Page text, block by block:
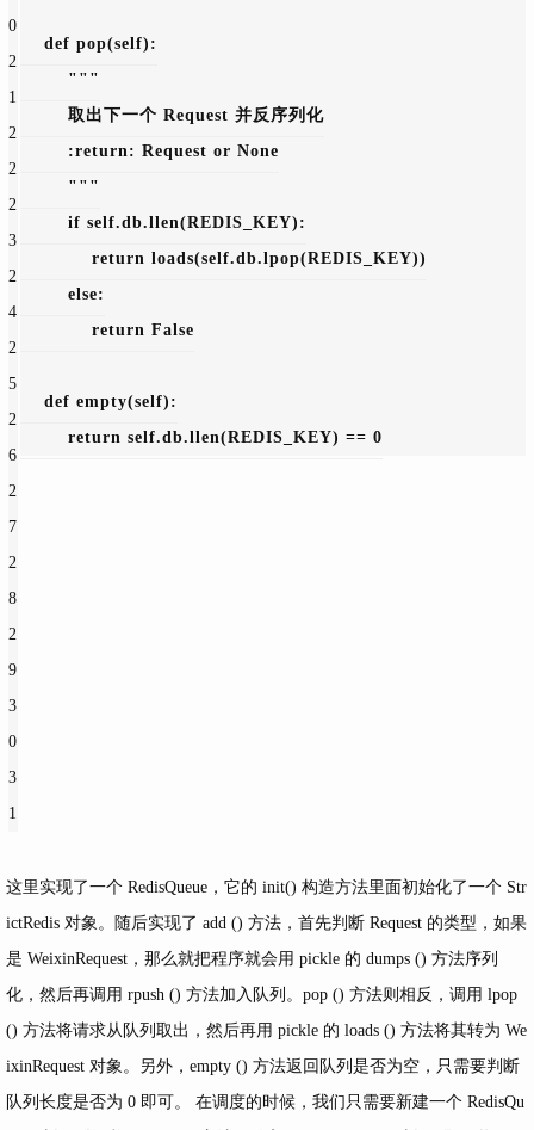
0
2
1
2
2
2
3
2
4
2
5
2
6
2
7
2
8
2
9
3
0
3
1
def pop(self):
"""
        取出下一个 Request 并反序列化
        :return: Request or None
        """
if self.db.llen(REDIS_KEY):
return loads(self.db.lpop(REDIS_KEY))
else:
return False
def empty(self):
return self.db.llen(REDIS_KEY) == 0
这里实现了一个 RedisQueue，它的 init() 构造方法里面初始化了一个 Str
ictRedis 对象。随后实现了 add () 方法，首先判断 Request 的类型，如果
是 WeixinRequest，那么就把程序就会用 pickle 的 dumps () 方法序列
化，然后再调用 rpush () 方法加入队列。pop () 方法则相反，调用 lpop
() 方法将请求从队列取出，然后再用 pickle 的 loads () 方法将其转为 We
ixinRequest 对象。另外，empty () 方法返回队列是否为空，只需要判断
队列长度是否为 0 即可。 在调度的时候，我们只需要新建一个 RedisQu